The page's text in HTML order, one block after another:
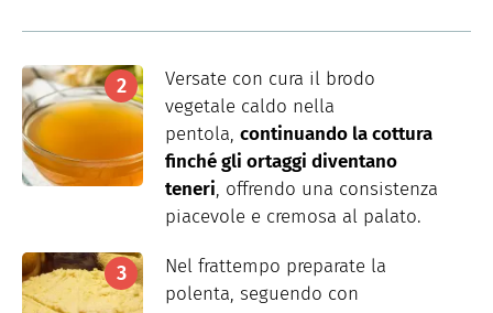
Versate con cura il brodo
vegetale caldo nella
pentola, continuando la cottura
finché gli ortaggi diventano
teneri, offrendo una consistenza
piacevole e cremosa al palato.
Nel frattempo preparate la
polenta, seguendo con